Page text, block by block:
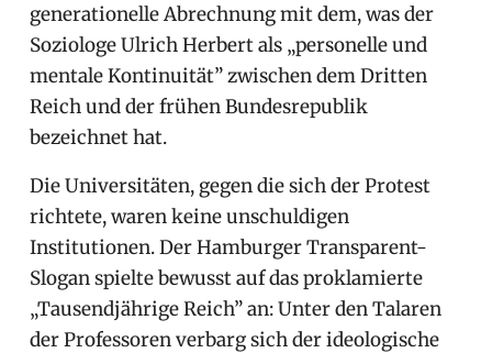
generationelle Abrechnung mit dem, was der
Soziologe Ulrich Herbert als „personelle und
mentale Kontinuität” zwischen dem Dritten
Reich und der frühen Bundesrepublik
bezeichnet hat.
Die Universitäten, gegen die sich der Protest
richtete, waren keine unschuldigen
Institutionen. Der Hamburger Transparent-
Slogan spielte bewusst auf das proklamierte
„Tausendjährige Reich” an: Unter den Talaren
der Professoren verbarg sich der ideologische